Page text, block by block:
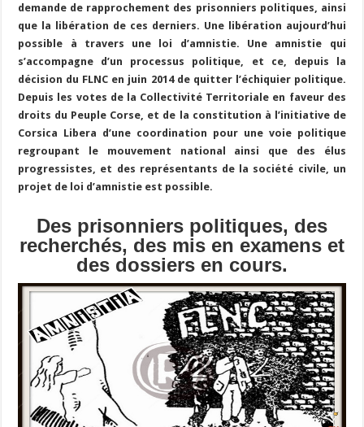
demande de rapprochement des prisonniers politiques, ainsi
que la libération de ces derniers. Une libération aujourd’hui
possible à travers une loi d’amnistie. Une amnistie qui
s’accompagne d’un processus politique, et ce, depuis la
décision du FLNC en juin 2014 de quitter l’échiquier politique.
Depuis les votes de la Collectivité Territoriale en faveur des
droits du Peuple Corse, et de la constitution à l’initiative de
Corsica Libera d’une coordination pour une voie politique
regroupant le mouvement national ainsi que des élus
progressistes, et des représentants de la société civile, un
projet de loi d’amnistie est possible.
Des prisonniers politiques, des
recherchés, des mis en examens et
des dossiers en cours.